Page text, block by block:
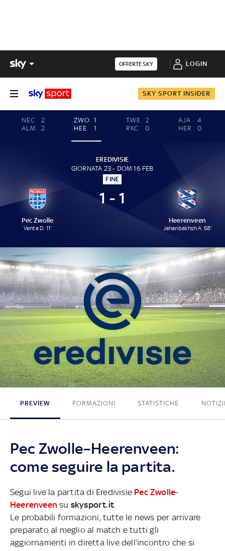
OFFERTE SKY LOGIN
SKY SPORT INSIDER
NEC
2
ALM
2
ZWO 1
HEE
1
TWE
2
RKC
0
AJA
4
HER
0
EREDIVISIE
GIORNATA 23 - DOM 16 FEB
FINE
Pec Zwolle
Vente D. 11'
1 - 1
Heerenveen
Jahanbakhsh A. 58'
1 - 1
PREVIEW FORMAZIONI STATISTICHE
Pec Zwolle–Heerenveen:
come seguire la partita.
Segui live la partita di Eredivisie Pec Zwolle-
Heerenveen su skysport.it
Le probabili formazioni, tutte le news per arrivare
preparato al meglio al match e tutti gli
aggiornamenti in diretta live dell’incontro che si